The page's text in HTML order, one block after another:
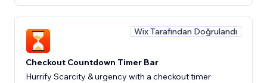
Wix Tarafından Doğrulandı
Checkout Countdown Timer Bar
Hurrify Scarcity & urgency with a checkout timer